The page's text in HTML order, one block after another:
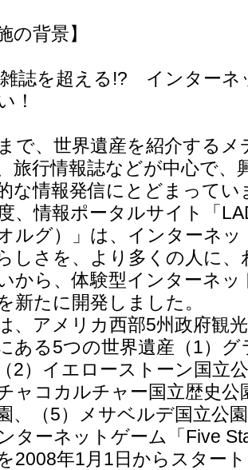
の背景】
誌を超える!? インターネ
！
で、世界遺産を紹介する
旅行情報誌などが中心で、
な情報発信にとどまってい
、情報ポータルサイト「
ルグ）」は、インターネ
しさを、より多くの人に
から、体験型インターネ
新たに開発しました。
、アメリカ西部5州政府観
ある5つの世界遺産（1）
2）イエローストーン国立
ャコカルチャー国立歴史
、（5）メサベルデ国立公
ターネットゲーム「Five
2008年1月1日からスター